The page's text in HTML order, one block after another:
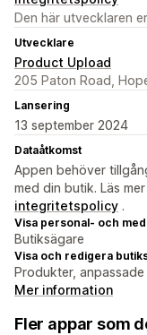
Den här utvecklaren
Utvecklare
Product Upload
205 Paton Road,
Lansering
13 september 2024
Dataåtkomst
Appen behöver
med din butik. Läs
integritetspolicy .
Visa personal- och
Butiksägare
Visa och redigera
Produkter,
Mer information
Fler appar som